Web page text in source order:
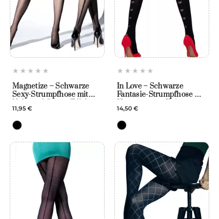
Magnetize – Schwarze
Sexy-Strumpfhose mit
Knittex
11,95 €
In Love – Schwarze
Fantasie-Strumpfhose mit
14,50 €